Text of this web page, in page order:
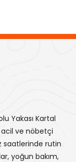
Yakası Kartal
ve nöbetçi
saatlerinde rutin
yoğun bakım,